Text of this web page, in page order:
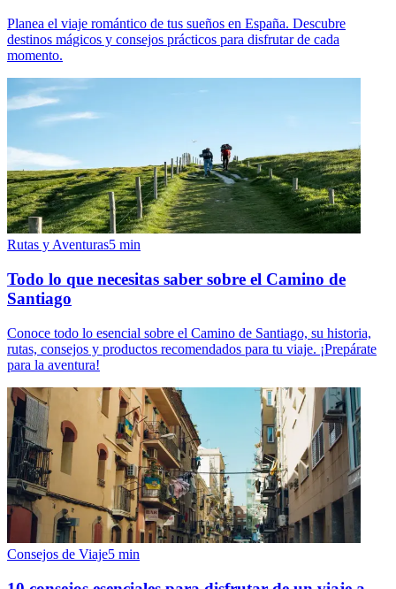
Planea el viaje romántico de tus sueños en España. Descubre
destinos mágicos y consejos prácticos para disfrutar de cada
momento.
Rutas y Aventuras5 min
Todo lo que necesitas saber sobre el Camino de
Santiago
Conoce todo lo esencial sobre el Camino de Santiago, su historia,
rutas, consejos y productos recomendados para tu viaje. ¡Prepárate
para la aventura!
Consejos de Viaje5 min